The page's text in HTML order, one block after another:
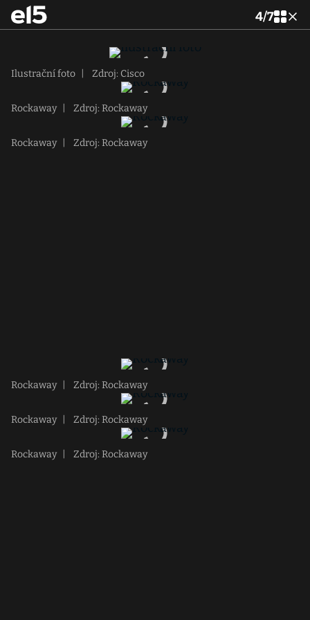
4/7
Ilustrační foto Zdroj: Cisco
Rockaway Zdroj: Rockaway
Rockaway Zdroj: Rockaway
Rockaway Zdroj: Rockaway
Rockaway Zdroj: Rockaway
Rockaway Zdroj: Rockaway